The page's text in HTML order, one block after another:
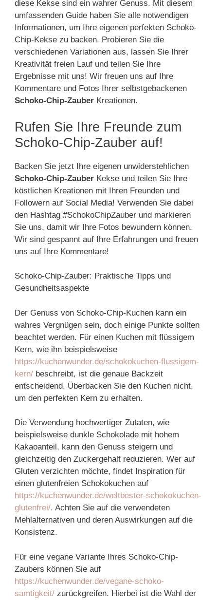
diese Kekse sind ein wahrer Genuss. Mit diesem
umfassenden Guide haben Sie alle notwendigen
Informationen, um Ihre eigenen perfekten Schoko-
Chip-Kekse zu backen. Probieren Sie die
verschiedenen Variationen aus, lassen Sie Ihrer
Kreativität freien Lauf und teilen Sie Ihre
Ergebnisse mit uns! Wir freuen uns auf Ihre
Kommentare und Fotos Ihrer selbstgebackenen
Schoko-Chip-Zauber Kreationen.
Rufen Sie Ihre Freunde zum
Schoko-Chip-Zauber auf!
Backen Sie jetzt Ihre eigenen unwiderstehlichen
Schoko-Chip-Zauber Kekse und teilen Sie Ihre
köstlichen Kreationen mit Ihren Freunden und
Followern auf Social Media! Verwenden Sie dabei
den Hashtag #SchokoChipZauber und markieren
Sie uns, damit wir Ihre Fotos bewundern können.
Wir sind gespannt auf Ihre Erfahrungen und freuen
uns auf Ihre Kommentare!
Schoko-Chip-Zauber: Praktische Tipps und
Gesundheitsaspekte
Der Genuss von Schoko-Chip-Kuchen kann ein
wahres Vergnügen sein, doch einige Punkte sollten
beachtet werden. Für einen Kuchen mit flüssigem
Kern, wie ihn beispielsweise
https://kuchenwunder.de/schokokuchen-flussigem-
kern/ beschreibt, ist die genaue Backzeit
entscheidend. Überbacken Sie den Kuchen nicht,
um den perfekten Kern zu erhalten.
Die Verwendung hochwertiger Zutaten, wie
beispielsweise dunkle Schokolade mit hohem
Kakaoanteil, kann den Genuss steigern und
gleichzeitig den Zuckergehalt reduzieren. Wer auf
Gluten verzichten möchte, findet Inspiration für
einen glutenfreien Schokokuchen auf
https://kuchenwunder.de/weltbester-schokokuchen-
glutenfrei/. Achten Sie auf die verwendeten
Mehlalternativen und deren Auswirkungen auf die
Konsistenz.
Für eine vegane Variante Ihres Schoko-Chip-
Zaubers können Sie auf
https://kuchenwunder.de/vegane-schoko-
samtigkeit/ zurückgreifen. Hierbei ist die Wahl der